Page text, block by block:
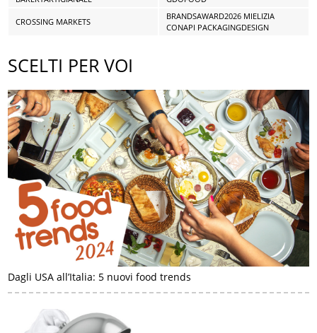
CROSSING MARKETS
BRANDSAWARD2026 MIELIZIA
CONAPI PACKAGINGDESIGN
SCELTI PER VOI
Dagli USA all’Italia: 5 nuovi food trends